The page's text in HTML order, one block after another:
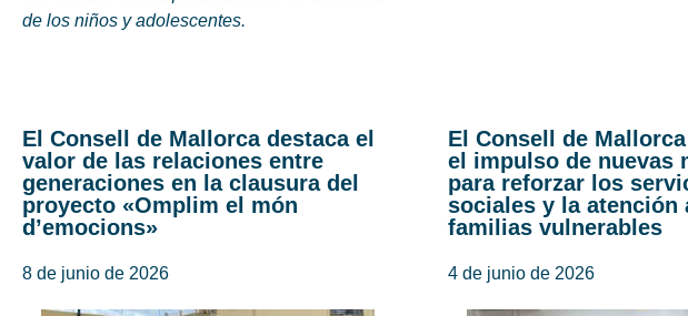
de los niños y adolescentes.
El Consell de Mallorca destaca el
valor de las relaciones entre
generaciones en la clausura del
proyecto «Omplim el món
d’emocions»
8 de junio de 2026
El Consell de
el impulso de nuevas
para reforzar los
sociales y la atención
familias vulnerables
4 de junio de 2026